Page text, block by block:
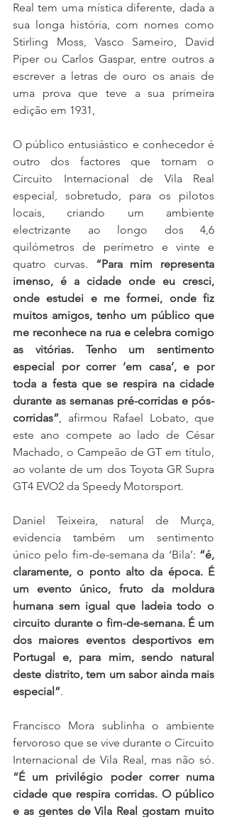
Real tem uma mística diferente, dada a
sua longa história, com nomes como
Stirling Moss, Vasco Sameiro, David
Piper ou Carlos Gaspar, entre outros a
escrever a letras de ouro os anais de
uma prova que teve a sua primeira
edição em 1931,
O público entusiástico e conhecedor é
outro dos factores que tornam o
Circuito Internacional de Vila Real
especial, sobretudo, para os pilotos
locais, criando um ambiente
electrizante ao longo dos 4,6
quilómetros de perímetro e vinte e
quatro curvas. “Para mim representa
imenso, é a cidade onde eu cresci,
onde estudei e me formei, onde fiz
muitos amigos, tenho um público que
me reconhece na rua e celebra comigo
as vitórias. Tenho um sentimento
especial por correr ‘em casa’, e por
toda a festa que se respira na cidade
durante as semanas pré-corridas e pós-
corridas”, afirmou Rafael Lobato, que
este ano compete ao lado de César
Machado, o Campeão de GT em título,
ao volante de um dos Toyota GR Supra
GT4 EVO2 da Speedy Motorsport.
Daniel Teixeira, natural de Murça,
evidencia também um sentimento
único pelo fim-de-semana da ‘Bila’: “é,
claramente, o ponto alto da época. É
um evento único, fruto da moldura
humana sem igual que ladeia todo o
circuito durante o fim-de-semana. É um
dos maiores eventos desportivos em
Portugal e, para mim, sendo natural
deste distrito, tem um sabor ainda mais
especial”.
Francisco Mora sublinha o ambiente
fervoroso que se vive durante o Circuito
“É um privilégio poder correr numa
cidade que respira corridas. O público
e as gentes de Vila Real gostam muito